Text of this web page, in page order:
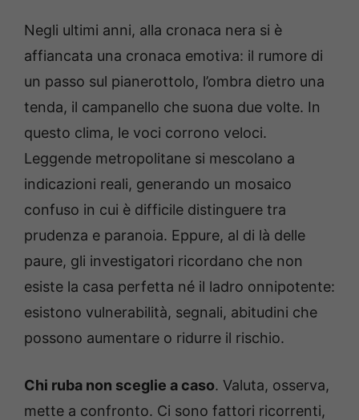
Negli ultimi anni, alla cronaca nera si è
affiancata una cronaca emotiva: il rumore di
un passo sul pianerottolo, l’ombra dietro una
tenda, il campanello che suona due volte. In
questo clima, le voci corrono veloci.
Leggende metropolitane si mescolano a
indicazioni reali, generando un mosaico
confuso in cui è difficile distinguere tra
prudenza e paranoia. Eppure, al di là delle
paure, gli investigatori ricordano che non
esiste la casa perfetta né il ladro onnipotente:
esistono vulnerabilità, segnali, abitudini che
possono aumentare o ridurre il rischio.
Chi ruba non sceglie a caso. Valuta, osserva,
mette a confronto. Ci sono fattori ricorrenti,